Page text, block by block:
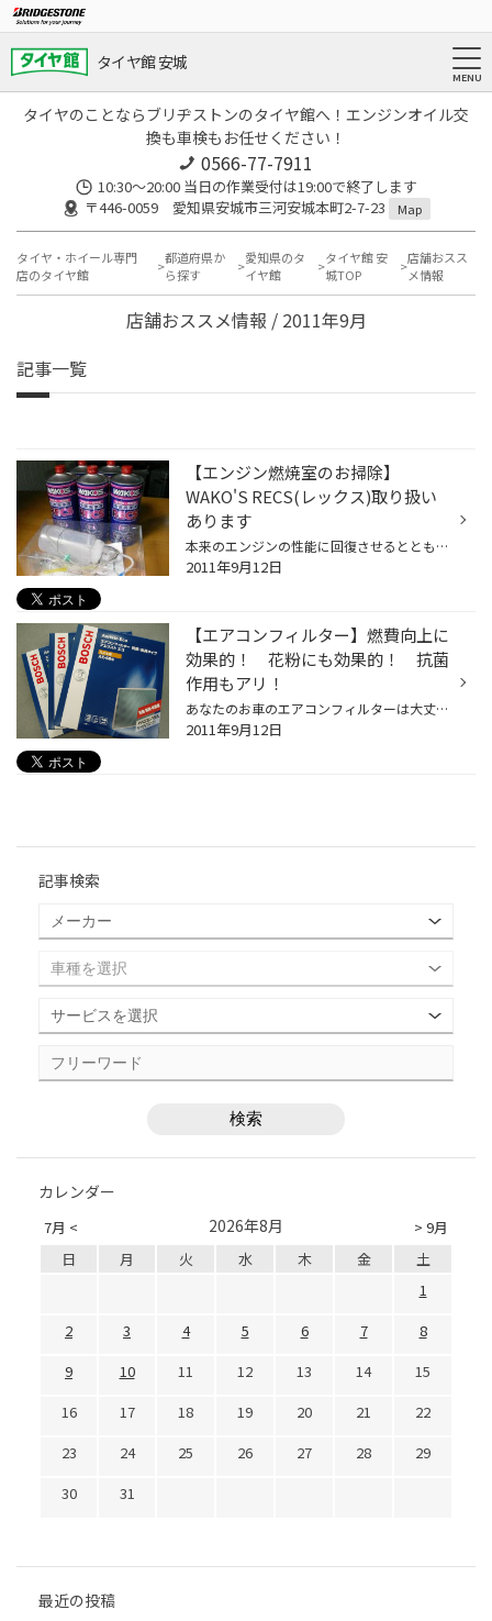
タイヤ館 安城
タイヤのことならブリヂストンのタイヤ館へ！エンジンオイル交
換も車検もお任せください！
0566-77-7911
10:30〜20:00 当日の作業受付は19:00で終了します
〒446-0059 愛知県安城市三河安城本町2-7-23
Map
タイヤ・ホイール専門
店のタイヤ館
都道府県か
ら探す
愛知県のタ
イヤ館
タイヤ館 安
城TOP
店舗おスス
メ情報
店舗おススメ情報 / 2011年9月
記事一覧
【エンジン燃焼室のお掃除】
WAKO'S RECS(レックス)取り扱い
あります
本来のエンジンの性能に回復させるとともに 有害ガスの排出低減や燃費性能回復の効果があり 環境にも優しい作業です。 商品名【WAKO'S. RECS】 エンジンに入っていく空気の中に霧状になった 洗浄液を混ぜて、インテークマニホールド・ 吸気ポート・バルブ・ピストンヘッドなどに 溜まったカーボンを...
2011年9月12日
【エアコンフィルター】燃費向上に
効果的！ 花粉にも効果的！ 抗菌
作用もアリ！
あなたのお車のエアコンフィルターは大丈夫？ 長い間エアコンフィルターを交換していない方は要注意！！ フィルターが目詰まりを起こしている可能性があります。 目詰まりをしていると、エアコンの風量が大幅に 落ちてしまい風量が低下するとエアコンの効きが 悪くなってしまいます。 エアコンの効...
2011年9月12日
記事検索
カレンダー
7月 < > 9月
2026年8月
日 月 火 水 木 金
土
1
2
3 4 5 6 7
8
9
10 11 12 13 14
15
16
17 18 19 20 21
22
23
24 25 26 27 28
29
30
31
最近の投稿